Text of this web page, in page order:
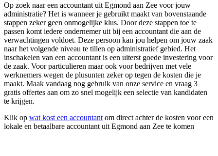
Op zoek naar een accountant uit Egmond aan Zee voor jouw
administratie? Het is wanneer je gebruikt maakt van bovenstaande
stappen zeker geen onmogelijke klus. Door deze stappen toe te
passen komt iedere ondernemer uit bij een accountant die aan de
verwachtingen voldoet. Deze persoon kan jou helpen om jouw zaak
naar het volgende niveau te tillen op administratief gebied. Het
inschakelen van een accountant is een uiterst goede investering voor
de zaak. Voor particulieren maar ook voor bedrijven met vele
werknemers wegen de plusunten zeker op tegen de kosten die je
maakt. Maak vandaag nog gebruik van onze service en vraag 3
gratis offertes aan om zo snel mogelijk een selectie van kandidaten
te krijgen.
Klik op wat kost een accountant om direct achter de kosten voor een
lokale en betaalbare accountant uit Egmond aan Zee te komen